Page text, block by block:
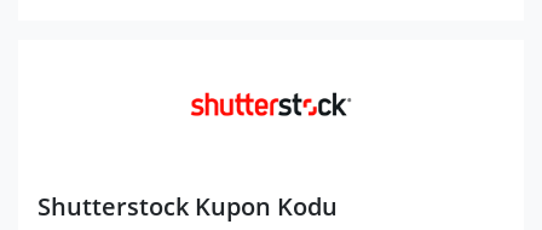
Shutterstock Kupon Kodu